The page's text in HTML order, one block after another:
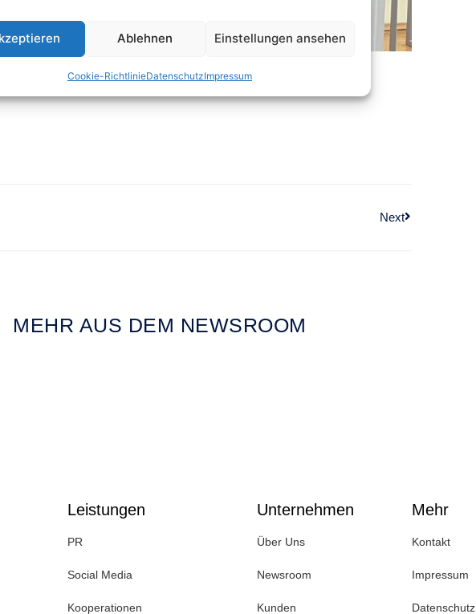
Ablehnen Einstellungen ansehen
Cookie-RichtlinieDatenschutzImpressum
Next
MEHR AUS DEM NEWSROOM
Leistungen
PR
Social Media
Kooperationen
Unternehmen
Über Uns
Newsroom
Kunden
Mehr
Kontakt
Impressum
Datenschutz